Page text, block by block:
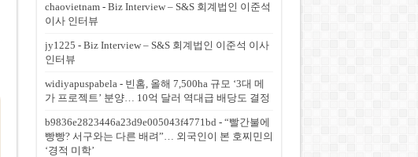
chaovietnam- Biz Interview – S&S 회계법인 이준석
이사 인터뷰
jy1225 - Biz Interview – S&S 회계법인 이준석 이사
인터뷰
widiyapuspabela- 빈홈, 올해 7,500ha 규모 ‘3대 메
가 프로젝트’ 분양… 10억 달러 역대급 배당도 결정
b9836e2823446a23d9e005043f4771bd- “빨간불에
빵빵? 서구와는 다른 배려”… 외국인이 본 호찌민의
‘경적 미학’